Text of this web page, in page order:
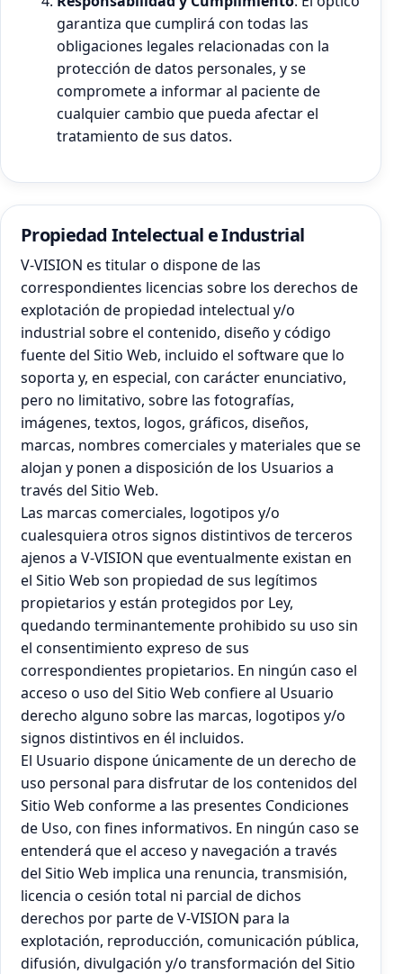
garantiza que cumplirá con todas las
obligaciones legales relacionadas con la
protección de datos personales, y se
compromete a informar al paciente de
cualquier cambio que pueda afectar el
tratamiento de sus datos.
Propiedad Intelectual e Industrial
V-VISION es titular o dispone de las
correspondientes licencias sobre los derechos de
explotación de propiedad intelectual y/o
industrial sobre el contenido, diseño y código
fuente del Sitio Web, incluido el software que lo
soporta y, en especial, con carácter enunciativo,
pero no limitativo, sobre las fotografías,
imágenes, textos, logos, gráficos, diseños,
marcas, nombres comerciales y materiales que se
alojan y ponen a disposición de los Usuarios a
través del Sitio Web.
Las marcas comerciales, logotipos y/o
cualesquiera otros signos distintivos de terceros
ajenos a V-VISION que eventualmente existan en
el Sitio Web son propiedad de sus legítimos
propietarios y están protegidos por Ley,
quedando terminantemente prohibido su uso sin
el consentimiento expreso de sus
correspondientes propietarios. En ningún caso el
acceso o uso del Sitio Web confiere al Usuario
derecho alguno sobre las marcas, logotipos y/o
signos distintivos en él incluidos.
El Usuario dispone únicamente de un derecho de
uso personal para disfrutar de los contenidos del
Sitio Web conforme a las presentes Condiciones
de Uso, con fines informativos. En ningún caso se
entenderá que el acceso y navegación a través
del Sitio Web implica una renuncia, transmisión,
licencia o cesión total ni parcial de dichos
derechos por parte de V-VISION para la
explotación, reproducción, comunicación pública,
difusión, divulgación y/o transformación del Sitio